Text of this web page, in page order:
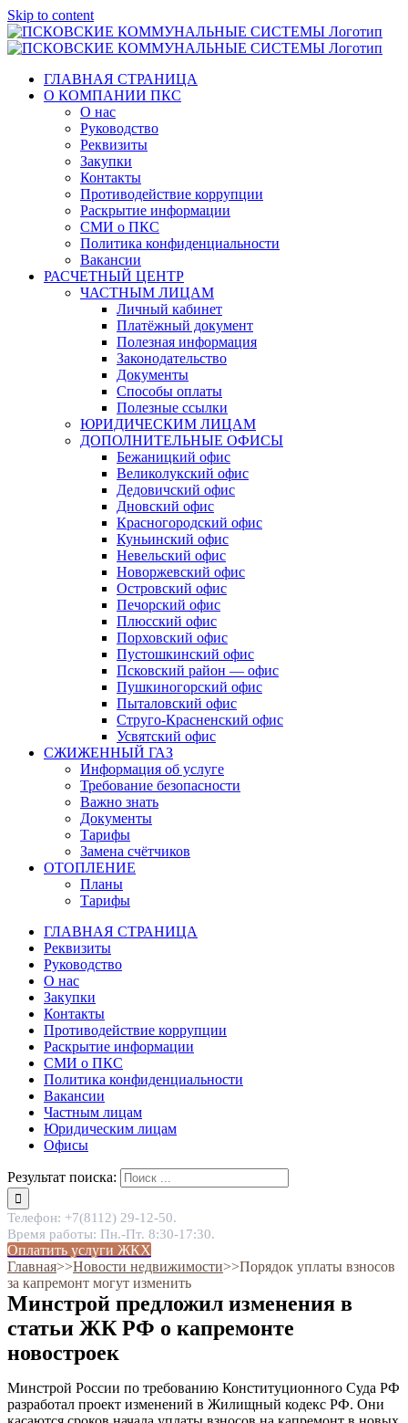
Skip to content
ГЛАВНАЯ СТРАНИЦА
О КОМПАНИИ ПКС
О нас
Руководство
Реквизиты
Закупки
Контакты
Противодействие коррупции
Раскрытие информации
СМИ о ПКС
Политика конфиденциальности
Вакансии
РАСЧЕТНЫЙ ЦЕНТР
ЧАСТНЫМ ЛИЦАМ
Личный кабинет
Платёжный документ
Полезная информация
Законодательство
Документы
Способы оплаты
Полезные ссылки
ЮРИДИЧЕСКИМ ЛИЦАМ
ДОПОЛНИТЕЛЬНЫЕ ОФИСЫ
Бежаницкий офис
Великолукский офис
Дедовичский офис
Дновский офис
Красногородский офис
Куньинский офис
Невельский офис
Новоржевский офис
Островский офис
Печорский офис
Плюсский офис
Порховский офис
Пустошкинский офис
Псковский район — офис
Пушкиногорский офис
Пыталовский офис
Струго-Красненский офис
Усвятский офис
СЖИЖЕННЫЙ ГАЗ
Информация об услуге
Требование безопасности
Важно знать
Документы
Тарифы
Замена счётчиков
ОТОПЛЕНИЕ
Планы
Тарифы
ГЛАВНАЯ СТРАНИЦА
Реквизиты
Руководство
О нас
Закупки
Контакты
Противодействие коррупции
Раскрытие информации
СМИ о ПКС
Политика конфиденциальности
Вакансии
Частным лицам
Юридическим лицам
Офисы
Результат поиска:
Телефон: +7(8112) 29-12-50.
Время работы: Пн.-Пт. 8:30-17:30.
Оплатить услуги ЖКХ
Главная˃˃Новости недвижимости˃˃Порядок уплаты взносов
за капремонт могут изменить
Минстрой предложил изменения в
статьи ЖК РФ о капремонте
новостроек
Минстрой России по требованию Конституционного Суда РФ
разработал проект изменений в Жилищный кодекс РФ. Они